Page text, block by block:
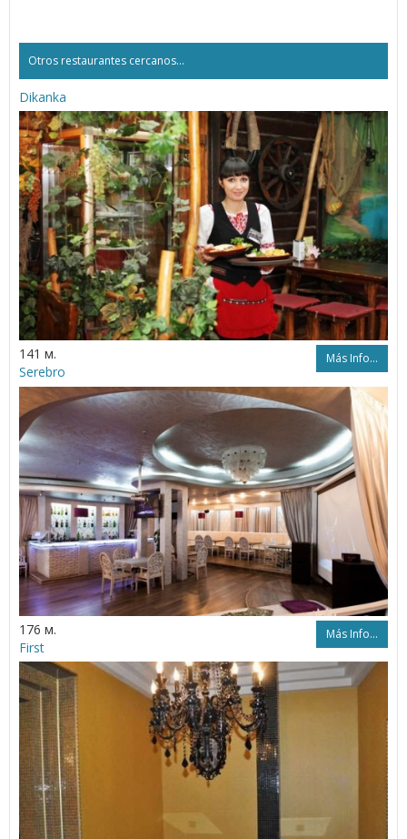
Otros restaurantes cercanos...
Dikanka
141 м. Más Info...
Serebro
176 м. Más Info...
First